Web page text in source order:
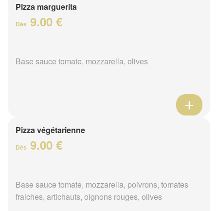
Pizza marguerita
Dès 9.00 €
Base sauce tomate, mozzarella, olives
Pizza végétarienne
Dès 9.00 €
Base sauce tomate, mozzarella, poivrons, tomates
fraiches, artichauts, oignons rouges, olives